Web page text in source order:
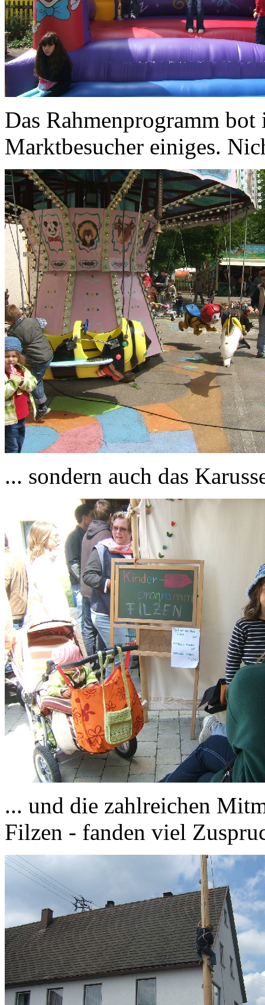
Das Rahmenprogramm
Marktbesucher einiges.
... sondern auch das
... und die zahlreichen
Filzen - fanden viel